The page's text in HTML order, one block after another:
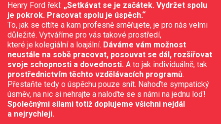
Henry Ford řekl: „Setkávat se je začátek. Vydržet spolu
je pokrok. Pracovat spolu je úspěch.“
To, jak se cítíte a kam profesně směřujete, je pro nás velmi
důležité. Vytváříme pro vás takové prostředí,
které je kolegiální a loajální. Dáváme vám možnost
neustále na sobě pracovat, posouvat se dál, rozšiřovat
svoje schopnosti a dovednosti. A to jak individuálně, tak
prostřednictvím těchto vzdělávacích programů.
Přestaňte tedy o úspěchu pouze snít. Nahoďte sympatický
úsměv, na nic si nehrajte a naloďte se s námi na jednu loď!
Společnými silami totiž doplujeme všichni nejdál
a nejrychleji.